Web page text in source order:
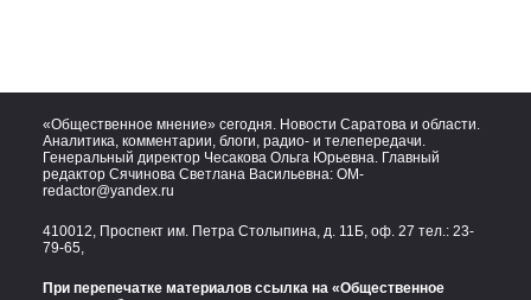
«Общественное мнение» сегодня. Новости Саратова и области.
Аналитика, комментарии, блоги, радио- и телепередачи.
Генеральный директор Чесакова Ольга Юрьевна. Главный
редактор Сячинова Светлана Васильевна: OM-
redactor@yandex.ru
410012, Проспект им. Петра Столыпина, д. 11Б, оф. 27 тел.: 23-
79-65,
При перепечатке материалов ссылка на «Общественное